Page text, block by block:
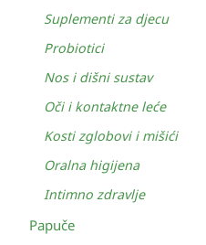
Suplementi za djecu
Probiotici
Nos i dišni sustav
Oči i kontaktne leće
Kosti zglobovi i mišići
Oralna higijena
Intimno zdravlje
Papuče